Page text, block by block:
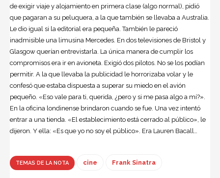
de exigir viaje y alojamiento en primera clase (algo normal), pidió
que pagaran a su peluquera, a la que también se llevaba a Australia.
Le dio igual si la editorial era pequeña. También le pareció
inadmisible una limusina Mercedes. En dos televisiones de Bristol y
Glasgow querían entrevistarla. La única manera de cumplir los
compromisos era ir en avioneta. Exigió dos pilotos. No se los podían
permitir. A la que llevaba la publicidad le horrorizaba volar y le
confesó que estaba dispuesta a superar su miedo en el avión
pequeño. «Eso vale para ti, querida, ¿pero y si me pasa algo a mí?».
En la oficina londinense brindaron cuando se fue. Una vez intentó
entrar a una tienda. «El establecimiento está cerrado al público», le
dijeron. Y ella: «Es que yo no soy el público». Era Lauren Bacall…
TEMAS DE LA NOTA cine Frank Sinatra